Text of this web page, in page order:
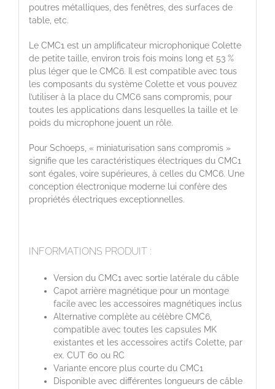
poutres métalliques, des fenêtres, des surfaces de
table, etc.
Le CMC1 est un amplificateur microphonique Colette
de petite taille, environ trois fois moins long et 53 %
plus léger que le CMC6. Il est compatible avec tous
les composants du système Colette et vous pouvez
l’utiliser à la place du CMC6 sans compromis, pour
toutes les applications dans lesquelles la taille et le
poids du microphone jouent un rôle.
Pour Schoeps, « miniaturisation sans compromis »
signifie que les caractéristiques électriques du CMC1
sont égales, voire supérieures, à celles du CMC6. Une
conception électronique moderne lui confère des
propriétés électriques exceptionnelles.
INFORMATIONS PRODUIT :
Version du CMC1 avec sortie latérale du câble
Capot arrière magnétique pour un montage
facile avec les accessoires magnétiques inclus
Alternative complète au célèbre CMC6,
compatible avec toutes les capsules MK
existantes et les accessoires actifs Colette, par
ex. CUT 60 ou RC
Variante encore plus courte du CMC1
Disponible avec différentes longueurs de câble